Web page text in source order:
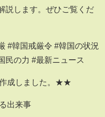
説します。ぜひご覧くだ
#韓国戒厳令 #韓国の状況
民の力 #最新ニュース
成しました。★★
出来事